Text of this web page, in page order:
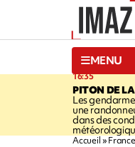
MENU
16:35
PITON DE
Les
une
dans des
Accueil